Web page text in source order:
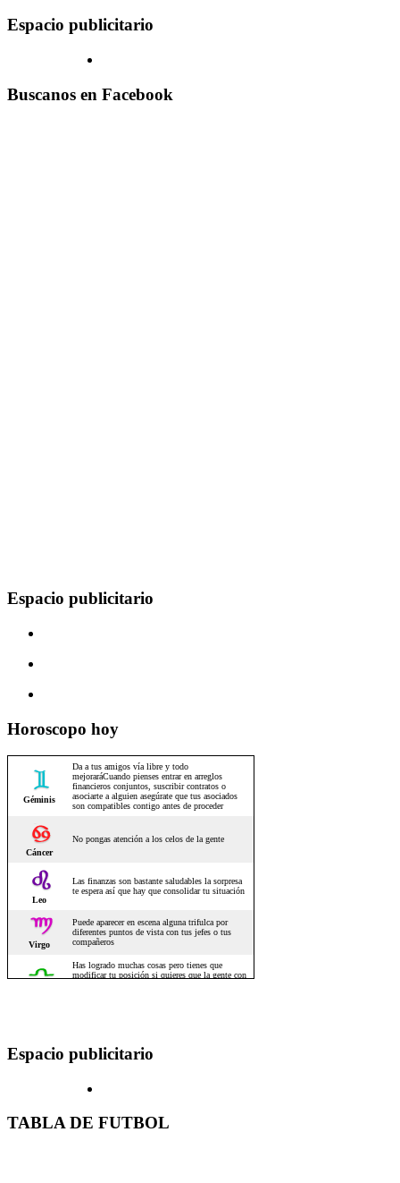
Espacio publicitario
Buscanos en Facebook
Espacio publicitario
Horoscopo hoy
Espacio publicitario
TABLA DE FUTBOL